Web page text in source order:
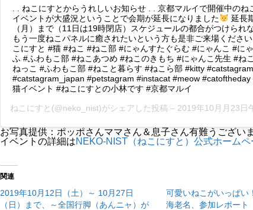
. . ねこにすとからうれしいお知らせ . . 京都マルイで開催中のね
イベントが大盛況ということで会期が延長になりました
延長
（月）まで（11日は19時閉店）スケジュールの都合がつけられ
もう一度ねこパネルに癒されたいという方も是非ご来場くださ
こにすと #猫 #ねこ #ねこ部 #にゃんすたぐらむ #にゃんこ #に
ふ #ふわもこ部 #ねこあつめ #ねこのきもち #にゃんこ先生 #ね
ねっこ #ふわもこ部 #ねこと暮らす #ねこら部 #kitty #catstagram
#catstagram_japan #petstagram #instacat #meow
猫イベント #ねこにすとの小林です #京都マルイ
ねこにすと (@neko_nist)がシェアした投稿 – 2019年10月月23日午
お写真提供：ポッポさんママさん＆息子さん有難うござい
イベントの詳細はNEKO-NIST（ねこにすと）公式ホームペ
関連
2019年10月12日（土）～ 10月27日
（日）まで、～全国行脚（あんニャ）が
可愛いねこがいっぱい
海老名、参加レポート